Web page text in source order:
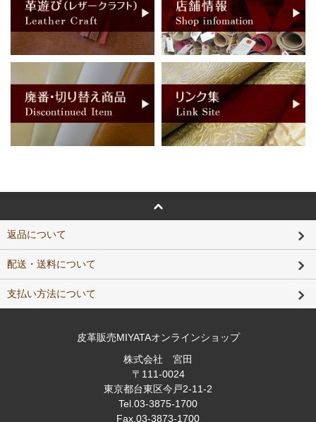
返品について
配送・送料について
支払い方法について
皮革販売MIYATAオンラインショップ
株式会社 宮田
〒111-0024
東京都台東区今戸2-11-2
Tel.03-3875-1700
Fax.03-3873-1700